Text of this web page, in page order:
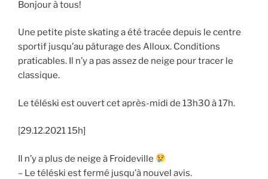
Bonjour à tous!
Une petite piste skating a été tracée depuis le centre
sportif jusqu’au pâturage des Alloux. Conditions
praticables. Il n’y a pas assez de neige pour tracer le
classique.
Le téléski est ouvert cet après-midi de 13h30 à 17h.
[29.12.2021 15h]
Il n’y a plus de neige à Froideville
– Le téléski est fermé jusqu’à nouvel avis.